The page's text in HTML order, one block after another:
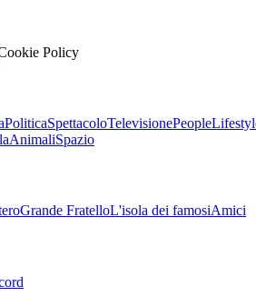
Policy
PoliticaSpettacoloTelevisionePeople
AnimaliSpazio
Grande FratelloL'isola dei famosiAmici